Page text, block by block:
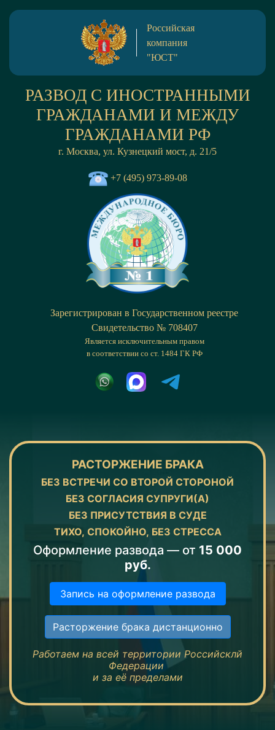
Российская
компания
"ЮСТ"
РАЗВОД С ИНОСТРАННЫМИ
ГРАЖДАНАМИ И МЕЖДУ
ГРАЖДАНАМИ РФ
г. Москва, ул. Кузнецкий мост, д. 21/5
+7 (495) 973-89-08
Зарегистрирован в Государственном реестре
Cвидетельство № 708407
Является исключительным правом
в соответствии со ст. 1484 ГК РФ
РАСТОРЖЕНИЕ БРАКА
БЕЗ ВСТРЕЧИ СО ВТОРОЙ СТОРОНОЙ
БЕЗ СОГЛАСИЯ СУПРУГИ(А)
БЕЗ ПРИСУТСТВИЯ В СУДЕ
ТИХО, СПОКОЙНО, БЕЗ СТРЕССА
Оформление развода — от 15 000
руб.
Запись на оформление развода
Расторжение брака дистанционно
Работаем на всей территории Российсклй
Федерации
и за её пределами